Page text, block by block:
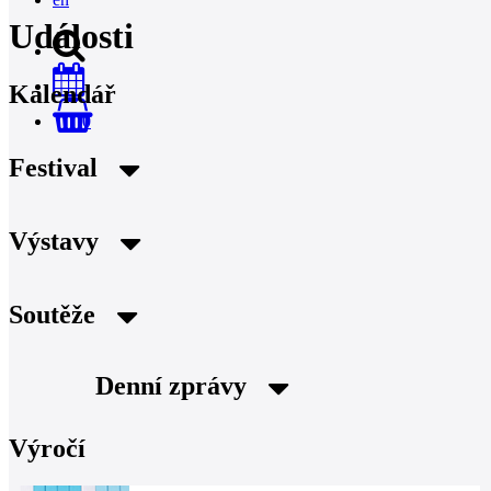
0
Události
Kalendář
Festival
Výstavy
Soutěže
Denní zprávy
Výročí